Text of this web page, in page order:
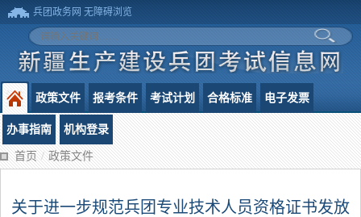
兵团政务网 无障碍浏览
政策文件 报考条件 考试计划 合格标准 电子发票
办事指南 机构登录
首页 / 政策文件
关于进一步规范兵团专业技术人员资格证书发放